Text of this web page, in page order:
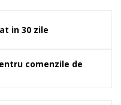
in 30 zile
comenzile de